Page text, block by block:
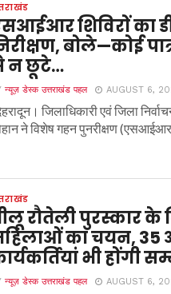
शिविरों का
बोले—कोई
न छूटे…
न्यूज़ डेस्क उत्तराखंड पहल AUGUST 6,
जिलाधिकारी एवं जिला
ने विशेष गहन पुनरीक्षण
रौतेली पुरस्कार के
का चयन, 35
भी होंगी
न्यूज़ डेस्क उत्तराखंड पहल AUGUST 6,